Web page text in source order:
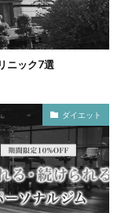
ニック7選
ダイエット